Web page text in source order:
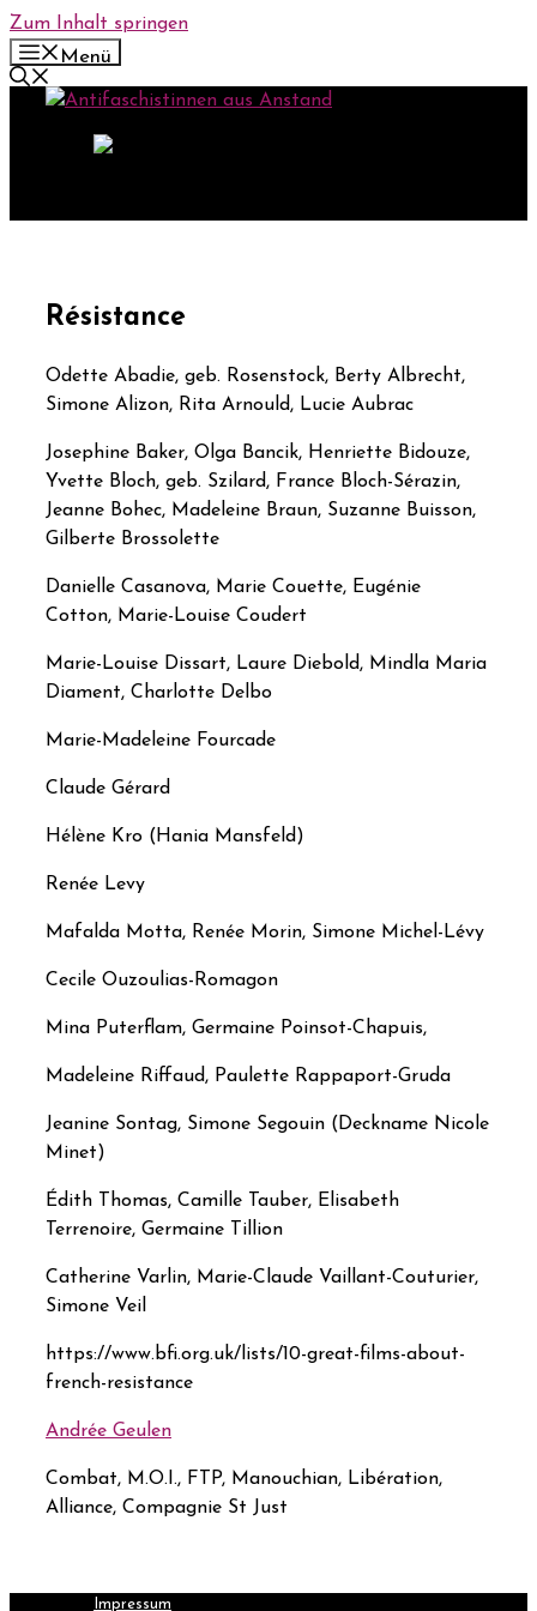
Zum Inhalt springen
Menü
Résistance
Odette Abadie, geb. Rosenstock, Berty Albrecht,
Simone Alizon, Rita Arnould, Lucie Aubrac
Josephine Baker, Olga Bancik, Henriette Bidouze,
Yvette Bloch, geb. Szilard, France Bloch-Sérazin,
Jeanne Bohec, Madeleine Braun, Suzanne Buisson,
Gilberte Brossolette
Danielle Casanova, Marie Couette, Eugénie
Cotton, Marie-Louise Coudert
Marie-Louise Dissart, Laure Diebold, Mindla Maria
Diament, Charlotte Delbo
Marie-Madeleine Fourcade
Claude Gérard
Hélène Kro (Hania Mansfeld)
Renée Levy
Mafalda Motta, Renée Morin, Simone Michel-Lévy
Cecile Ouzoulias-Romagon
Mina Puterflam, Germaine Poinsot-Chapuis,
Madeleine Riffaud, Paulette Rappaport-Gruda
Jeanine Sontag, Simone Segouin (Deckname Nicole
Minet)
Édith Thomas, Camille Tauber, Elisabeth
Terrenoire, Germaine Tillion
Catherine Varlin, Marie-Claude Vaillant-Couturier,
Simone Veil
https://www.bfi.org.uk/lists/10-great-films-about-
french-resistance
Andrée Geulen
Combat, M.O.I., FTP, Manouchian, Libération,
Alliance, Compagnie St Just
Impressum